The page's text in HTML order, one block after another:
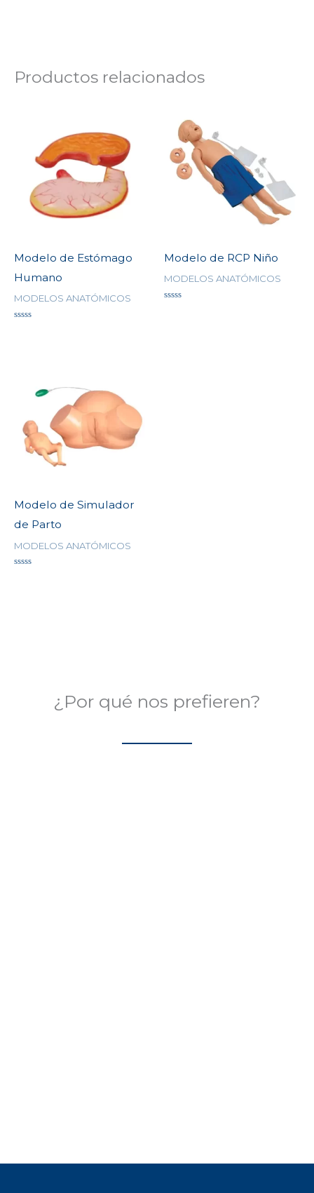
Productos relacionados
Modelo de Estómago
Humano
MODELOS ANATÓMICOS
Modelo de RCP Niño
MODELOS ANATÓMICOS
Modelo de Simulador
de Parto
MODELOS ANATÓMICOS
¿Por qué nos prefieren?